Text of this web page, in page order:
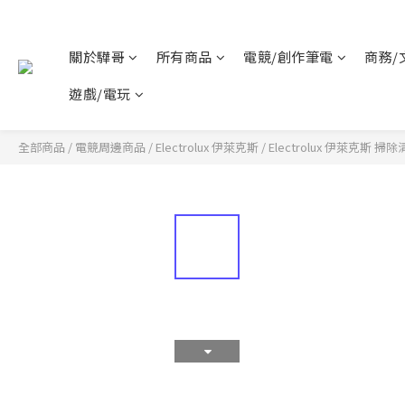
關於驊哥 所有商品 電競/創作筆電
商務/
遊戲/電玩
全部商品 / 電競周邊商品 / Electrolux 伊萊克斯 / Electrolux 伊萊克斯 掃除